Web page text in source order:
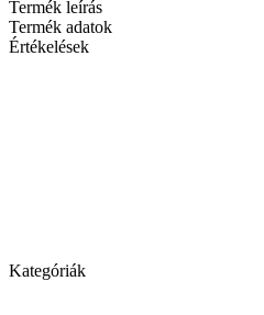
Termék leírás
Termék adatok
Értékelések
Kategóriák